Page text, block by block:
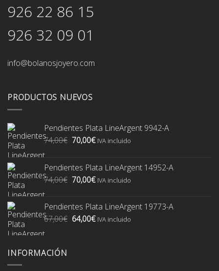
926 22 86 15
926 32 09 01
info@bolanosjoyero.com
PRODUCTOS NUEVOS
Pendientes Plata LineArgent 9942-A
74,00€ El
era:
74,00€.
70,00€El
es:
70,00€.
IVA incluido
Pendientes Plata LineArgent 14952-A
74,00€ El
era:
74,00€.
70,00€El
es:
70,00€.
IVA incluido
Pendientes Plata LineArgent 19773-A
67,00€ El
64,00€ElIVA incluido
INFORMACIÓN